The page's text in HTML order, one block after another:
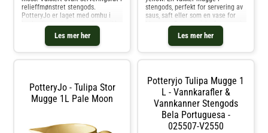
Les mer her
relieffmønstret stengods.
PotteryJo er laget med omhu i
høykvalitets steintøy og keramikk -
skapt, brent og håndlaget i
Portugal, designet i Sverige. Den
elegante og slitesterke DARI
Les mer her
stengods, perfekt for servering av
saus, saft eller som en vase for
blomster. De organiske formene i
Birgit-kolleksjonen er inspirert av
barndomsminner fra grunnlegger
Johanna Hampf. Hun tilbra
PotteryJo - Tulipa Stor
Mugge 1L Pale Moon
Potteryjo Tulipa Mugge 1
L - Vannkarafler &
Vannkanner Stengods
Bela Portuguesa -
025507-V2550